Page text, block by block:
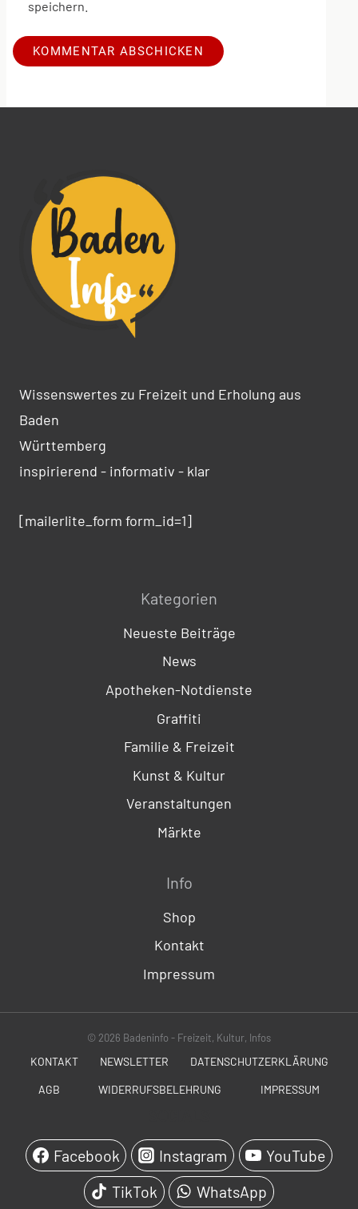
speichern.
Wissenswertes zu Freizeit und Erholung aus
Baden
Württemberg
inspirierend - informativ - klar
[mailerlite_form form_id=1]
Kategorien
Neueste Beiträge
News
Apotheken-Notdienste
Graffiti
Familie & Freizeit
Kunst & Kultur
Veranstaltungen
Märkte
Info
Shop
Kontakt
Impressum
© 2026 Badeninfo - Freizeit, Kultur, Infos
KONTAKT NEWSLETTER DATENSCHUTZERKLÄRUNG
AGB WIDERRUFSBELEHRUNG IMPRESSUM
Facebook Instagram
YouTube
TikTok
WhatsApp